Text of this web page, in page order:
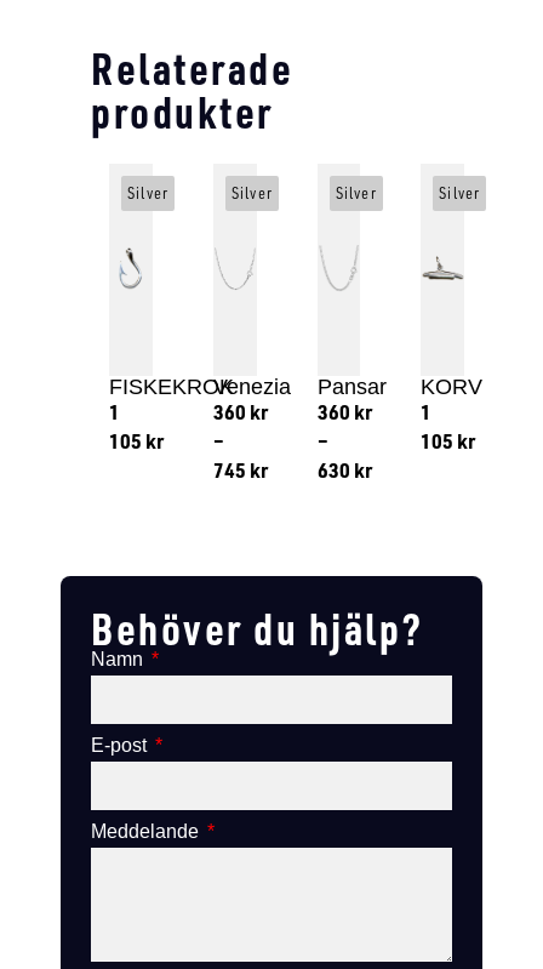
Relaterade
produkter
FISKEKROK
1
105 kr
Silver
Venezia
360 kr
–
745 kr
Silver
Pansar
360 kr
–
630 kr
Silver
KORV
1
105 kr
Silver
Behöver du hjälp?
Namn
E-post
Meddelande